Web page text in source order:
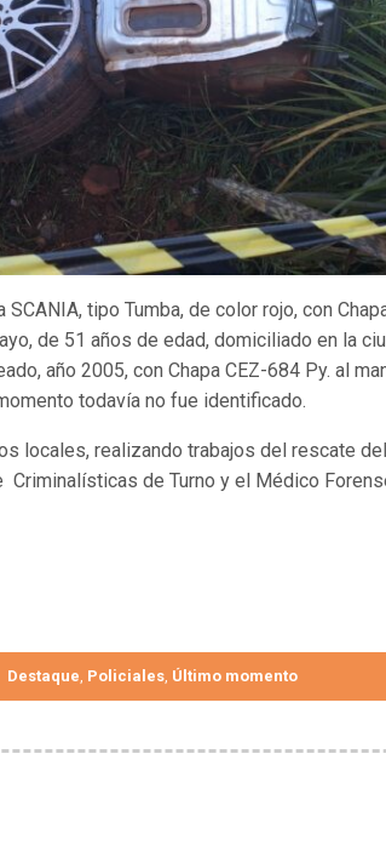
tipo Tumba, de color rojo, con
de 51 años de edad, domiciliado en la
año 2005, con Chapa CEZ-684 Py. al
todavía no fue identificado.
locales, realizando trabajos del rescate
de Turno y el Médico
Destaque Policiales Último momento